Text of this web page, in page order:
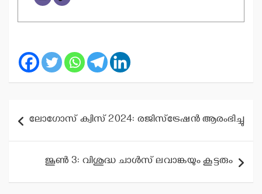
navigation
ലോഗോസ് ക്വിസ് 2024: രജിസ്‌ട്രേഷന്‍ ആരംഭിച്ചു
ജൂണ്‍ 3: വിശുദ്ധ ചാള്‍സ് ലവാങ്കയും കൂട്ടരും